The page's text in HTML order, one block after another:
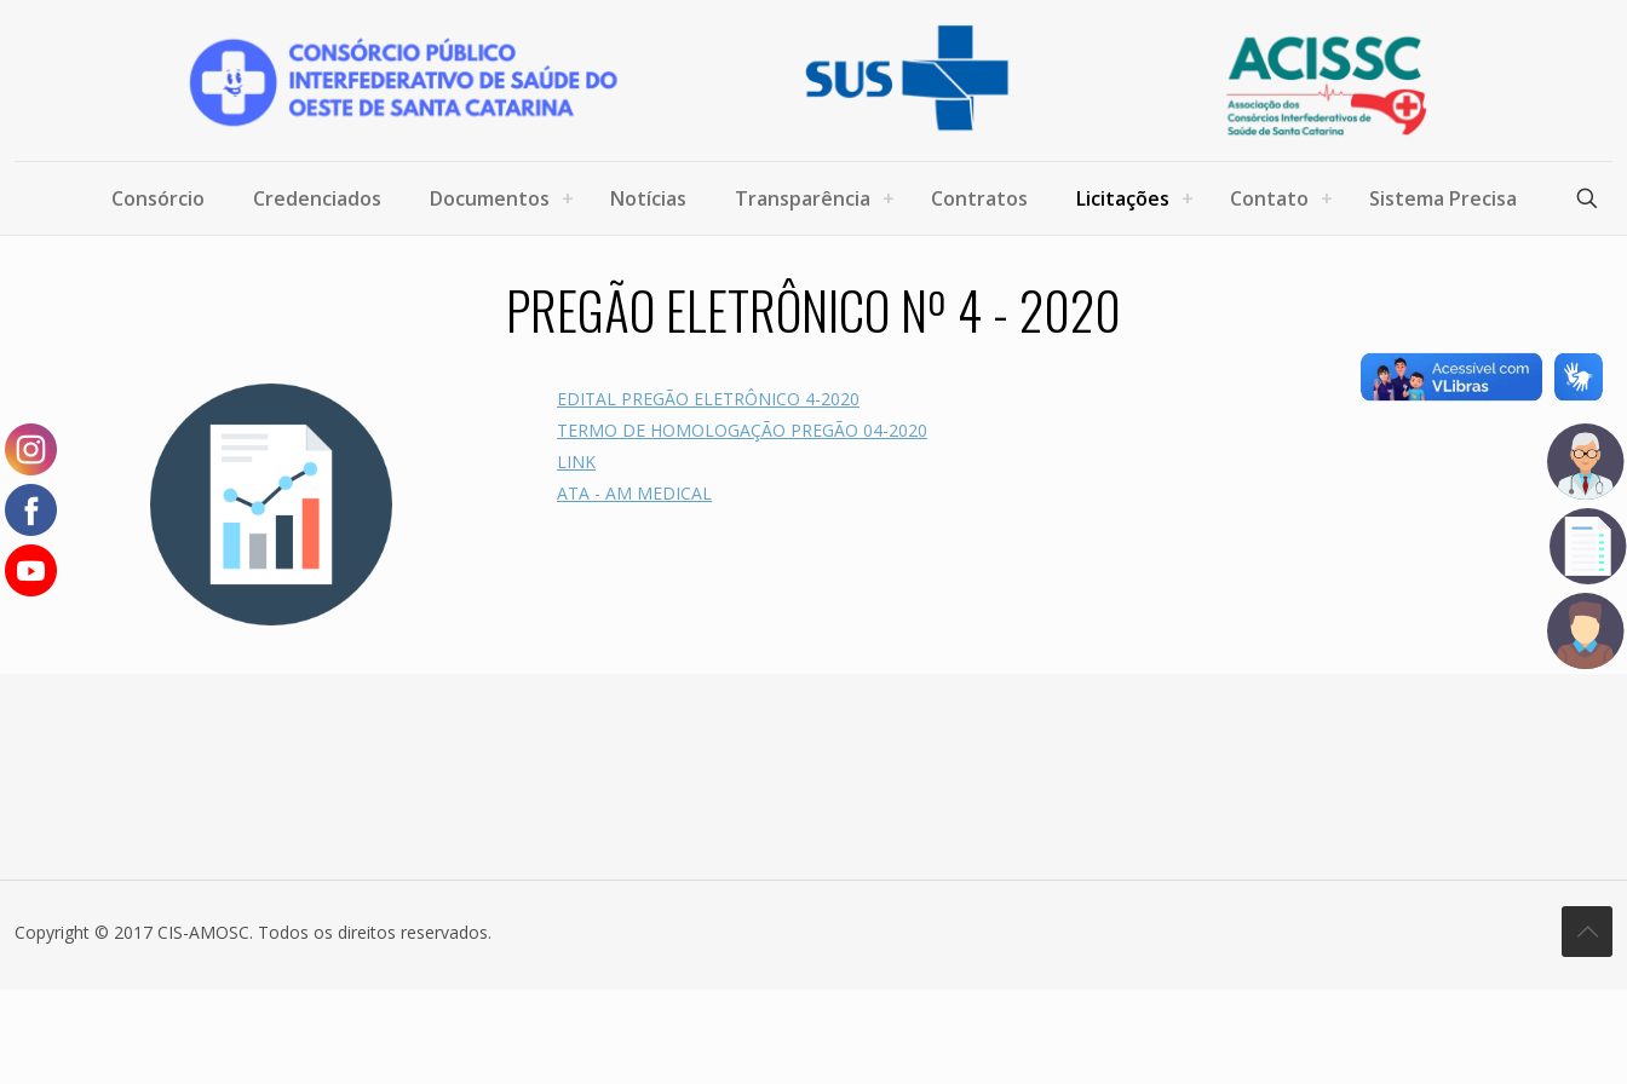
Consórcio Credenciados Documentos Notícias Transparência Contratos Licitações Contato Sistema Precisa
PREGÃO ELETRÔNICO Nº 4 - 2020
EDITAL PREGÃO ELETRÔNICO 4-2020
TERMO DE HOMOLOGAÇÃO PREGÃO 04-2020
LINK
ATA - AM MEDICAL
Copyright © 2017 CIS-AMOSC. Todos os direitos reservados.